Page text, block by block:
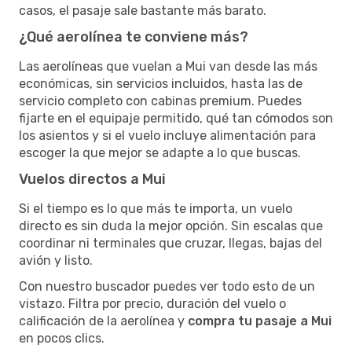
casos, el pasaje sale bastante más barato.
¿Qué aerolínea te conviene más?
Las aerolíneas que vuelan a Mui van desde las más
económicas, sin servicios incluidos, hasta las de
servicio completo con cabinas premium. Puedes
fijarte en el equipaje permitido, qué tan cómodos son
los asientos y si el vuelo incluye alimentación para
escoger la que mejor se adapte a lo que buscas.
Vuelos directos a Mui
Si el tiempo es lo que más te importa, un vuelo
directo es sin duda la mejor opción. Sin escalas que
coordinar ni terminales que cruzar, llegas, bajas del
avión y listo.
Con nuestro buscador puedes ver todo esto de un
vistazo. Filtra por precio, duración del vuelo o
calificación de la aerolínea y compra tu pasaje a Mui
en pocos clics.